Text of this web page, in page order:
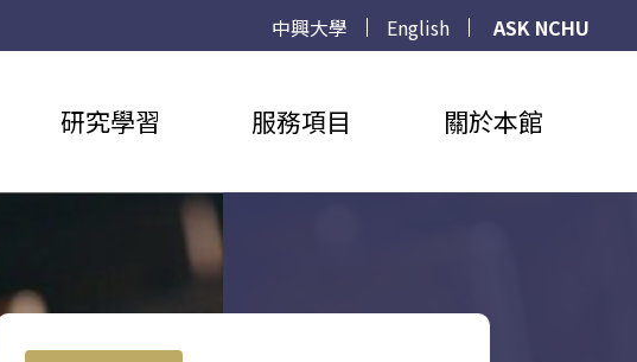
中興大學 English
ASK NCHU
研究學習 服務項目 關於本館